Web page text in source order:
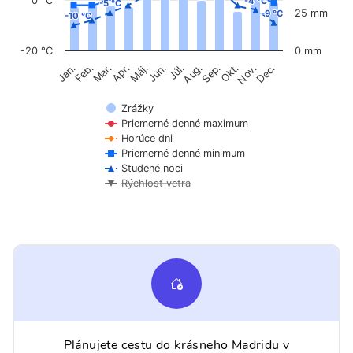
-10 °C
-10 °C
-5 °C
-5 °C
-9 °C
-9 °C
Zrážky
Priemerné denné maximum
Horúce dni
Priemerné denné minimum
Studené noci
Rýchlosť vetra
Jan.Feb.Mar.Apr.Máj.Jún. Júl.Aug.Sep.Okt.Nov.Dec.
-20 °C 0 mm
25 mm
Plánujete cestu do krásneho Madridu v